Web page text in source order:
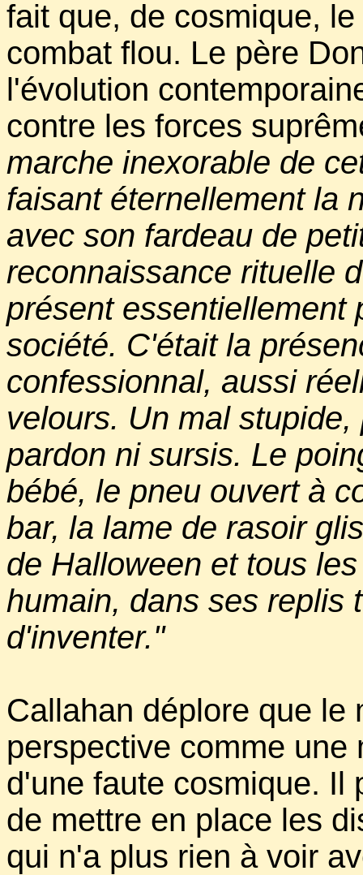
fait que, de cosmique,
combat flou. Le père
l'évolution
contre les forces
marche inexorable de
faisant éternellement la
avec son fardeau de
reconnaissance rituelle
présent essentiellement
société. C'était la
confessionnal, aussi
velours. Un mal
pardon ni sursis. Le
bébé, le pneu ouvert à
bar, la lame de rasoir
de Halloween et tous
humain, dans ses replis
d'inventer."
Callahan déplore que le
perspective comme
d'une faute cosmique. Il
de mettre en place les
qui n'a plus rien à voir